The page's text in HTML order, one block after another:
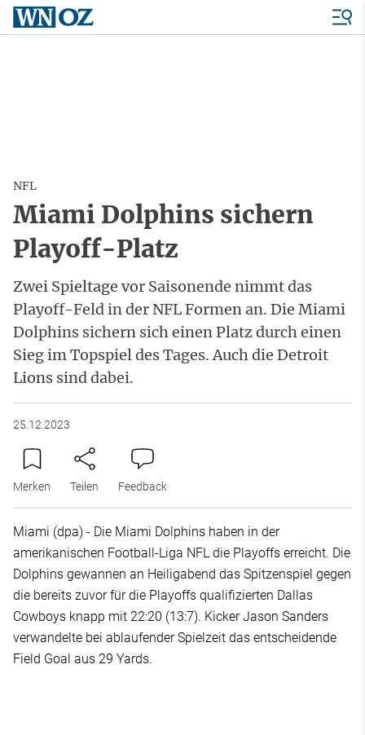
NFL
Miami Dolphins sichern
Playoff-Platz
Zwei Spieltage vor Saisonende nimmt das
Playoff-Feld in der NFL Formen an. Die Miami
Dolphins sichern sich einen Platz durch einen
Sieg im Topspiel des Tages. Auch die Detroit
Lions sind dabei.
25.12.2023
Merken Teilen Feedback
Miami (dpa) - Die Miami Dolphins haben in der
amerikanischen Football-Liga NFL die Playoffs erreicht. Die
Dolphins gewannen an Heiligabend das Spitzenspiel gegen
die bereits zuvor für die Playoffs qualifizierten Dallas
Cowboys knapp mit 22:20 (13:7). Kicker Jason Sanders
verwandelte bei ablaufender Spielzeit das entscheidende
Field Goal aus 29 Yards.